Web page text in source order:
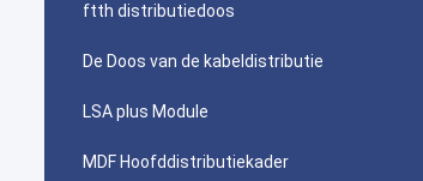
ftth distributiedoos
De Doos van de kabeldistributie
LSA plus Module
MDF Hoofddistributiekader